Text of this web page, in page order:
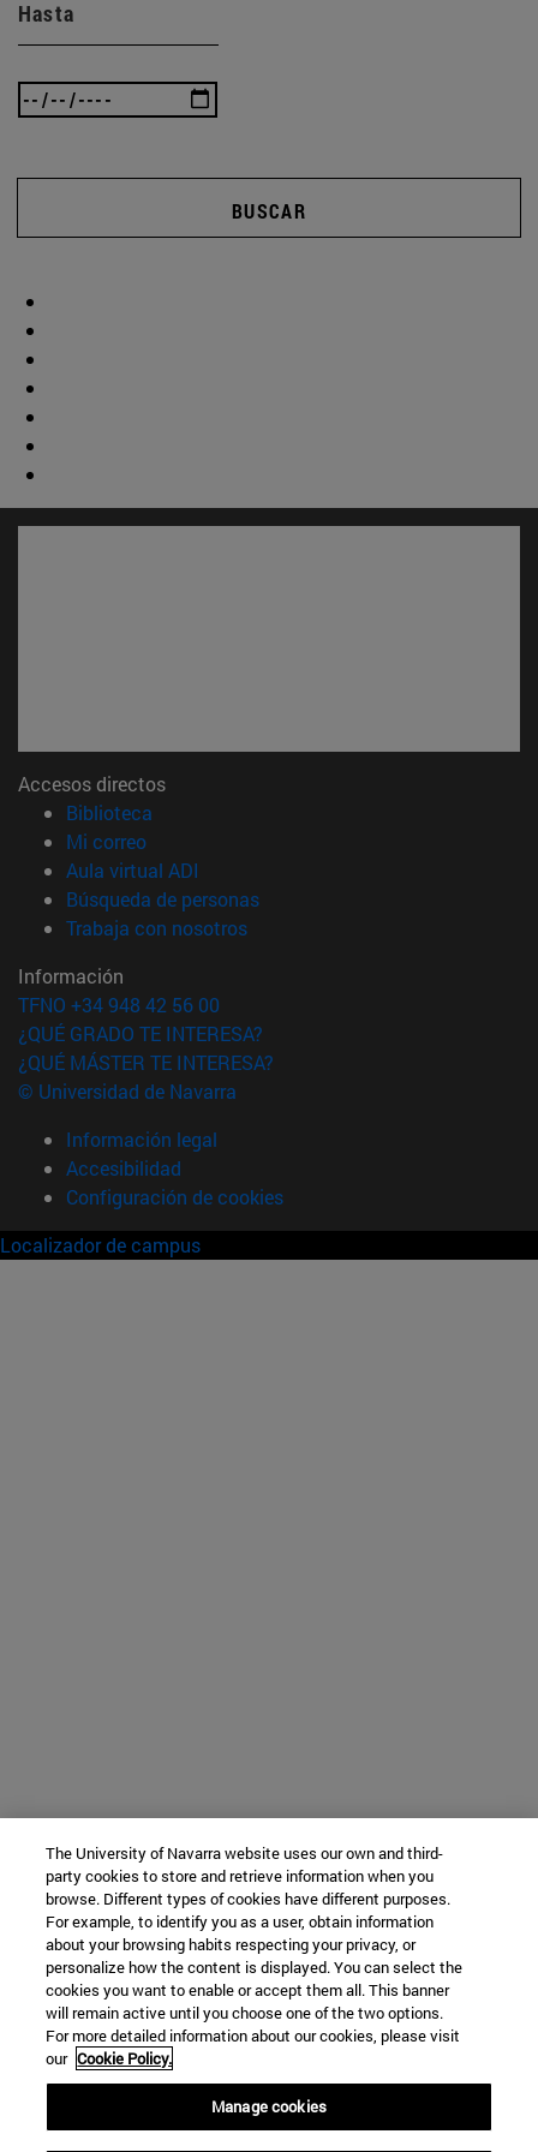
Hasta
BUSCAR
Accesos directos
Biblioteca
Mi correo(abre en nueva ventana)
Aula virtual ADI
Búsqueda de personas(abre en nueva ventana)
Trabaja con nosotros(abre en nueva ventana)
Información
TFNO +34 948 42 56 00
¿QUÉ GRADO TE INTERESA?
¿QUÉ MÁSTER TE INTERESA?
© Universidad de Navarra
Información legal
Accesibilidad
Configuración de cookies
Localizador de campus
The University of Navarra website uses our own and third-
party cookies to store and retrieve information when you
browse. Different types of cookies have different purposes.
For example, to identify you as a user, obtain information
about your browsing habits respecting your privacy, or
personalize how the content is displayed. You can select the
cookies you want to enable or accept them all. This banner
will remain active until you choose one of the two options.
For more detailed information about our cookies, please visit
our Cookie Policy.
Manage cookies